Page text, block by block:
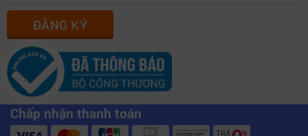
ĐĂNG KÝ
Chấp nhận thanh toán